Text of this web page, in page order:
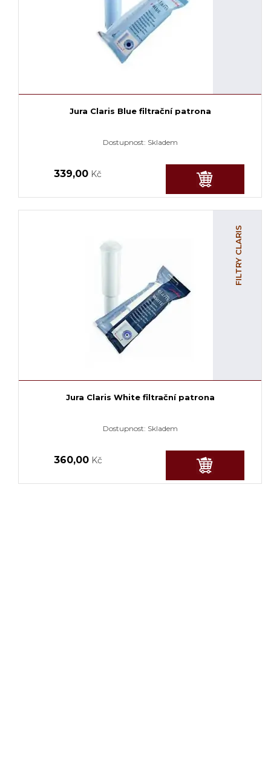
Jura Claris Blue filtrační patrona
Dostupnost: Skladem
339,00 Kč
FILTRY CLARIS
Jura Claris White filtrační patrona
Dostupnost: Skladem
360,00 Kč